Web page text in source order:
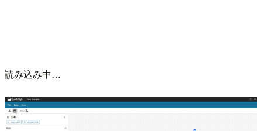
読み込み中…